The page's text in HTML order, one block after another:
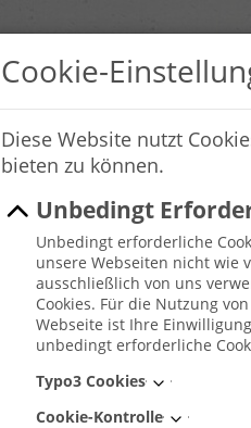
Cookie-
Diese Website nutzt
bieten zu können.
Unbedingt
Unbedingt erforderliche
unsere Webseiten nicht wie
ausschließlich von uns
Cookies. Für die Nutzung
Webseite ist Ihre
unbedingt erforderliche
Typo3 Cookies
Cookie-Kontrolle